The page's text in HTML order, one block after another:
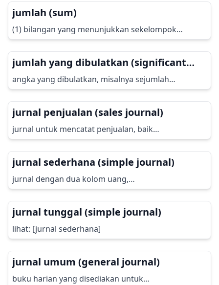
jumlah (sum)
(1) bilangan yang menunjukkan sekelompok…
jumlah yang dibulatkan (significant
amount)
angka yang dibulatkan, misalnya sejumlah…
jurnal penjualan (sales journal)
jurnal untuk mencatat penjualan, baik…
jurnal sederhana (simple journal)
jurnal dengan dua kolom uang,…
jurnal tunggal (simple journal)
lihat: [jurnal sederhana]
jurnal umum (general journal)
buku harian yang disediakan untuk…